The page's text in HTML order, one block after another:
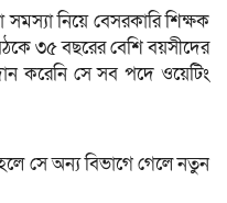
নিয়ে বেসরকারি শিক্ষক
৩৫ বছরের বেশি বয়সীদের
করেনি সে সব পদে ওয়েটিং
সে অন্য বিভাগে গেলে নতুন